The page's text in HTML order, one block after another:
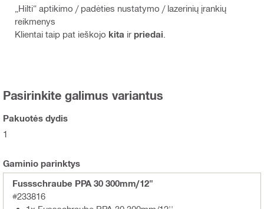
„Hilti“ aptikimo / padėties nustatymo / lazerinių įrankių
reikmenys
Klientai taip pat ieškojo kita ir priedai
Pasirinkite galimus variantus
Pakuotės dydis
1
Gaminio parinktys
Fussschraube PPA 30 300mm/12"
#233816